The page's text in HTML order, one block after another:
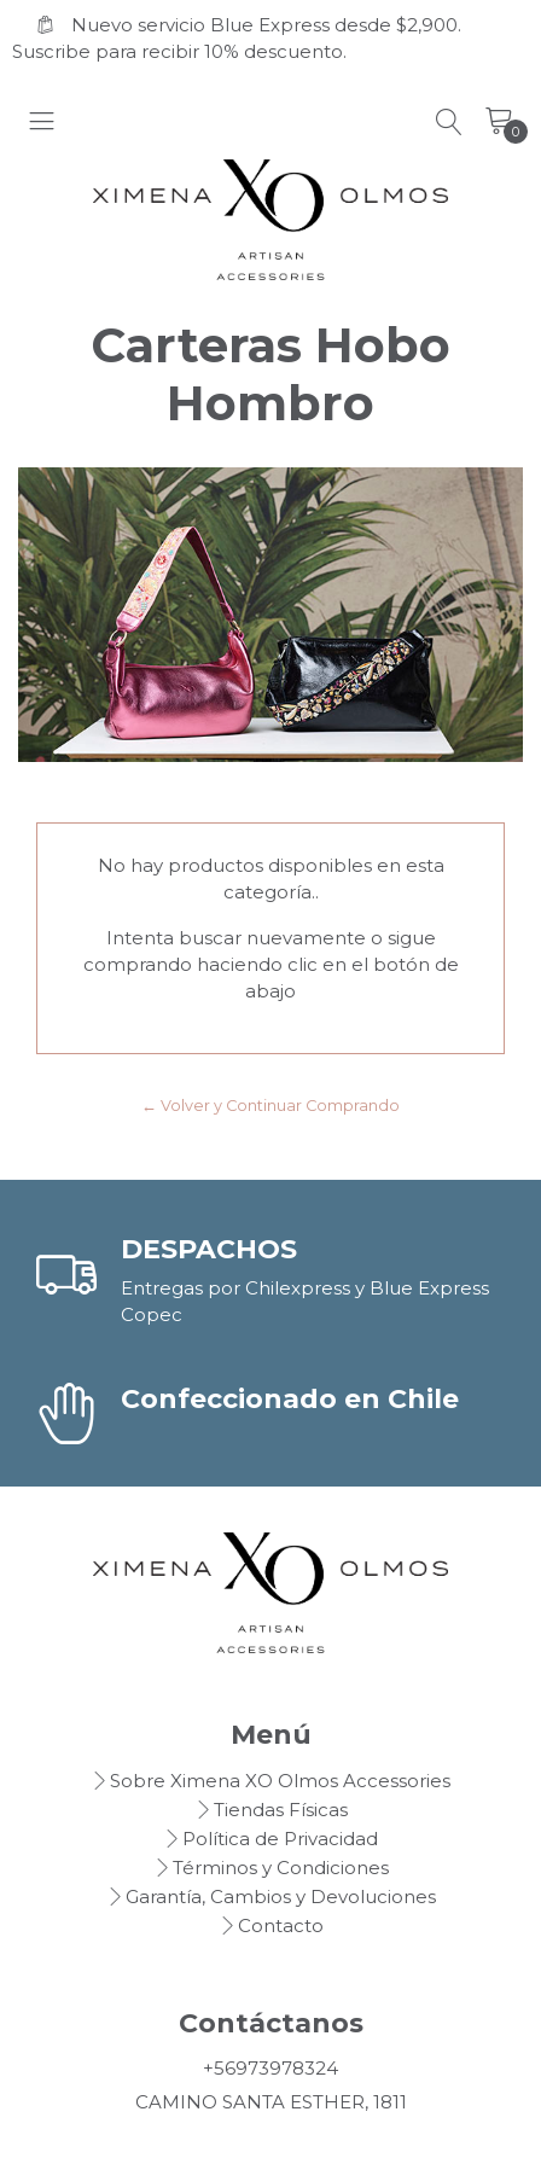
Nuevo servicio Blue Express desde $2,900.
Suscribe para recibir 10% descuento.
0
Carteras Hobo
Hombro
No hay productos disponibles en esta
categoría..
Intenta buscar nuevamente o sigue
comprando haciendo clic en el botón de
abajo
← Volver y Continuar Comprando
DESPACHOS
Entregas por Chilexpress y Blue Express
Copec
Confeccionado en Chile
Menú
Sobre Ximena XO Olmos Accessories
Tiendas Físicas
Política de Privacidad
Términos y Condiciones
Garantía, Cambios y Devoluciones
Contacto
Contáctanos
+56973978324
CAMINO SANTA ESTHER, 1811